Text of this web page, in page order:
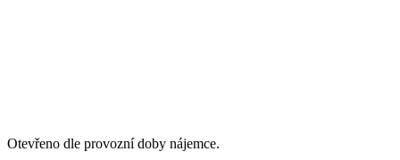
Otevřeno dle provozní doby nájemce.